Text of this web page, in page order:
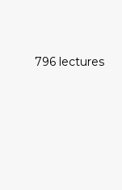
796 lectures